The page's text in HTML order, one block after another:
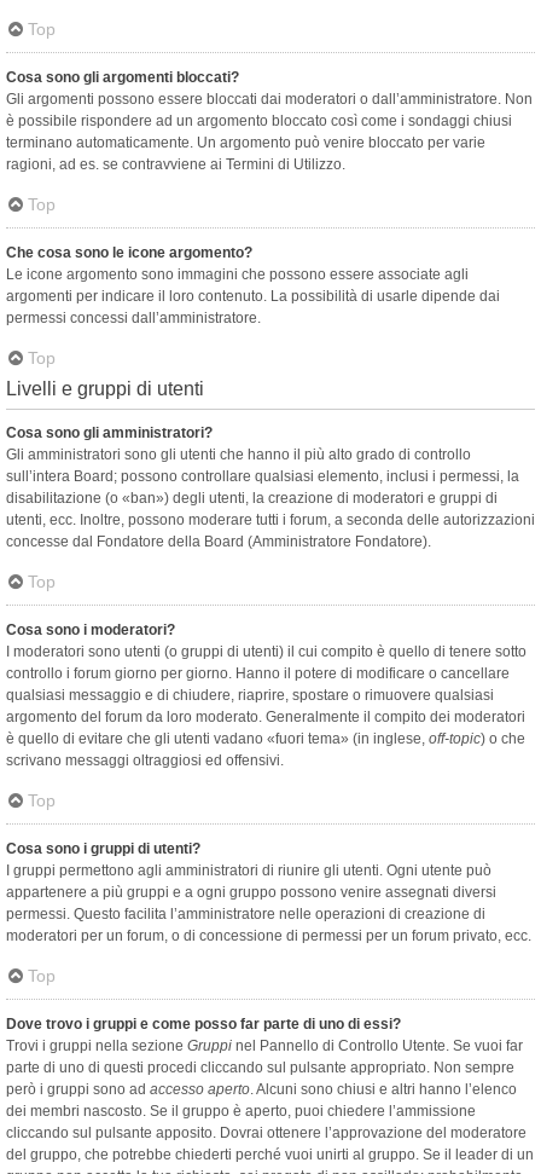
Top
Cosa sono gli argomenti bloccati?
Gli argomenti possono essere bloccati dai moderatori o dall’amministratore. Non
è possibile rispondere ad un argomento bloccato così come i sondaggi chiusi
terminano automaticamente. Un argomento può venire bloccato per varie
ragioni, ad es. se contravviene ai Termini di Utilizzo.
Top
Che cosa sono le icone argomento?
Le icone argomento sono immagini che possono essere associate agli
argomenti per indicare il loro contenuto. La possibilità di usarle dipende dai
permessi concessi dall’amministratore.
Top
Livelli e gruppi di utenti
Cosa sono gli amministratori?
Gli amministratori sono gli utenti che hanno il più alto grado di controllo
sull’intera Board; possono controllare qualsiasi elemento, inclusi i permessi, la
disabilitazione (o «ban») degli utenti, la creazione di moderatori e gruppi di
utenti, ecc. Inoltre, possono moderare tutti i forum, a seconda delle autorizzazioni
concesse dal Fondatore della Board (Amministratore Fondatore).
Top
Cosa sono i moderatori?
I moderatori sono utenti (o gruppi di utenti) il cui compito è quello di tenere sotto
controllo i forum giorno per giorno. Hanno il potere di modificare o cancellare
qualsiasi messaggio e di chiudere, riaprire, spostare o rimuovere qualsiasi
argomento del forum da loro moderato. Generalmente il compito dei moderatori
è quello di evitare che gli utenti vadano «fuori tema» (in inglese, off-topic) o che
scrivano messaggi oltraggiosi ed offensivi.
Top
Cosa sono i gruppi di utenti?
I gruppi permettono agli amministratori di riunire gli utenti. Ogni utente può
appartenere a più gruppi e a ogni gruppo possono venire assegnati diversi
permessi. Questo facilita l’amministratore nelle operazioni di creazione di
moderatori per un forum, o di concessione di permessi per un forum privato, ecc.
Top
Dove trovo i gruppi e come posso far parte di uno di essi?
Trovi i gruppi nella sezione Gruppi nel Pannello di Controllo Utente. Se vuoi far
parte di uno di questi procedi cliccando sul pulsante appropriato. Non sempre
però i gruppi sono ad accesso aperto. Alcuni sono chiusi e altri hanno l’elenco
dei membri nascosto. Se il gruppo è aperto, puoi chiedere l’ammissione
cliccando sul pulsante apposito. Dovrai ottenere l’approvazione del moderatore
del gruppo, che potrebbe chiederti perché vuoi unirti al gruppo. Se il leader di un